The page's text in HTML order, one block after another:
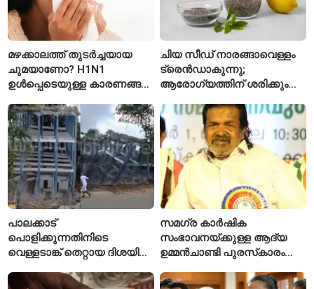
മഴക്കാലത്ത് തുടർച്ചയായ
ചുമയാണോ? H1N1
ഉൾപ്പെടെയുള്ള കാരണങ്ങൾ
ചിയ സീഡ് നാരങ്ങാവെള്ളം
ട്രെൻഡാകുന്നു;
ആരോഗ്യത്തിന് ശരിക്കും
പാലക്കാട്
പൊളിക്കുന്നതിനിടെ
വെള്ളടാങ്ക് തെറ്റായ ദിശയിൽ
ഒഴിവായി
സമഗ്ര കാർഷിക
സംഭാവനയ്ക്കുള്ള ആദ്യ
ഉമ്മൻചാണ്ടി പുരസ്‌കാരം